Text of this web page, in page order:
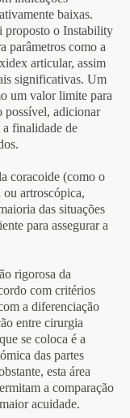
baixas.
proposto o Instability
parâmetros como a
articular, assim
significativas. Um
um valor limite para
possível, adicionar
finalidade de
coracoide (como o
artroscópica,
das situações
para assegurar a
rigorosa da
com critérios
a diferenciação
entre cirurgia
se coloca é a
das partes
esta área
a comparação
acuidade.